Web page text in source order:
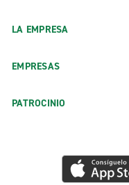
LA EMPRESA
EMPRESAS
PATROCINIO